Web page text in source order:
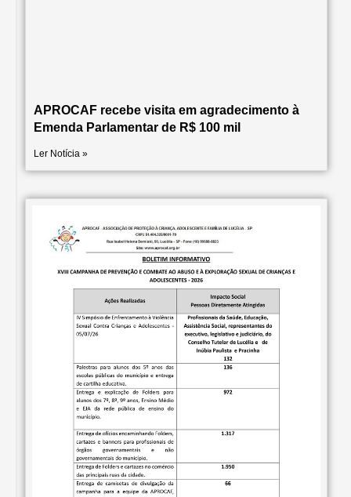
APROCAF recebe visita em agradecimento à
Emenda Parlamentar de R$ 100 mil
Ler Notícia »